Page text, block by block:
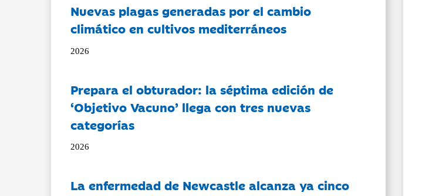
Nuevas plagas generadas por el cambio
climático en cultivos mediterráneos
2026
Prepara el obturador: la séptima edición de
‘Objetivo Vacuno’ llega con tres nuevas
categorías
2026
La enfermedad de Newcastle alcanza ya cinco